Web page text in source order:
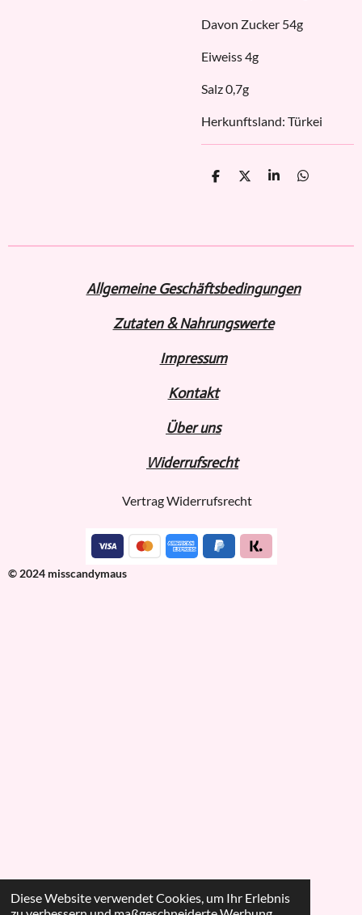
Diese Website verwendet Cookies, um Ihr Erlebnis
Davon Zucker 54g
Eiweiss 4g
Salz 0,7g
Herkunftsland: Türkei
T
n
T
n
T
n
T
n
Allgemeine Geschäftsbedingungen
Zutaten & Nahrungswerte
Impressum
Kontakt
Über uns
Widerrufsrecht
Vertrag Widerrufsrecht
© 2024 misscandymaus